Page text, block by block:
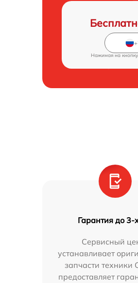
Нажимая на
Гарантия до 3-
Сервисный
устанавливает
запчасти техники
предоставляет